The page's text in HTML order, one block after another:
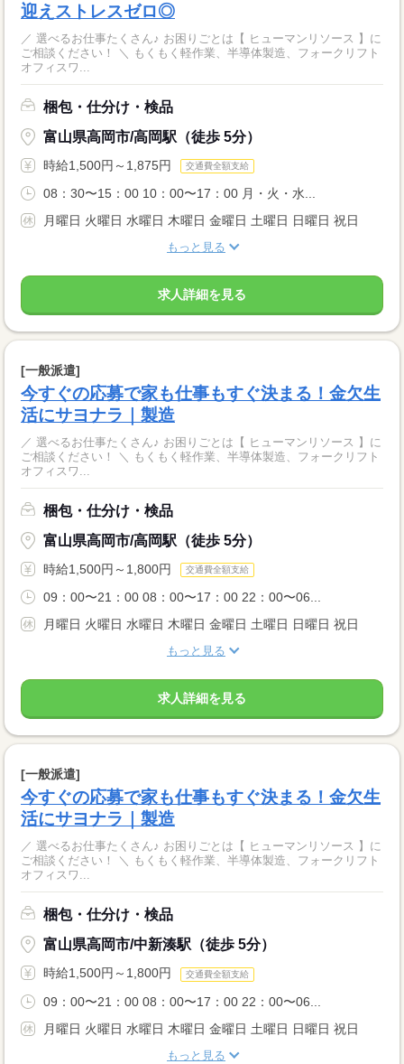
迎えストレスゼロ◎
／ 選べるお仕事たくさん♪ お困りごとは【 ヒューマンリソース 】に
ご相談ください！ ＼ もくもく軽作業、半導体製造、フォークリフト
オフィスワ...
梱包・仕分け・検品
富山県高岡市/高岡駅（徒歩 5分）
時給1,500円～1,875円 交通費全額支給
08：30〜15：00 10：00〜17：00 月・火・水...
月曜日 火曜日 水曜日 木曜日 金曜日 土曜日 日曜日 祝日
もっと見る
求人詳細を見る
[一般派遣]
今すぐの応募で家も仕事もすぐ決まる！金欠生
活にサヨナラ｜製造
／ 選べるお仕事たくさん♪ お困りごとは【 ヒューマンリソース 】に
ご相談ください！ ＼ もくもく軽作業、半導体製造、フォークリフト
オフィスワ...
梱包・仕分け・検品
富山県高岡市/高岡駅（徒歩 5分）
時給1,500円～1,800円 交通費全額支給
09：00〜21：00 08：00〜17：00 22：00〜06...
月曜日 火曜日 水曜日 木曜日 金曜日 土曜日 日曜日 祝日
もっと見る
求人詳細を見る
[一般派遣]
今すぐの応募で家も仕事もすぐ決まる！金欠生
活にサヨナラ｜製造
／ 選べるお仕事たくさん♪ お困りごとは【 ヒューマンリソース 】に
ご相談ください！ ＼ もくもく軽作業、半導体製造、フォークリフト
オフィスワ...
梱包・仕分け・検品
富山県高岡市/中新湊駅（徒歩 5分）
時給1,500円～1,800円 交通費全額支給
09：00〜21：00 08：00〜17：00 22：00〜06...
月曜日 火曜日 水曜日 木曜日 金曜日 土曜日 日曜日 祝日
もっと見る